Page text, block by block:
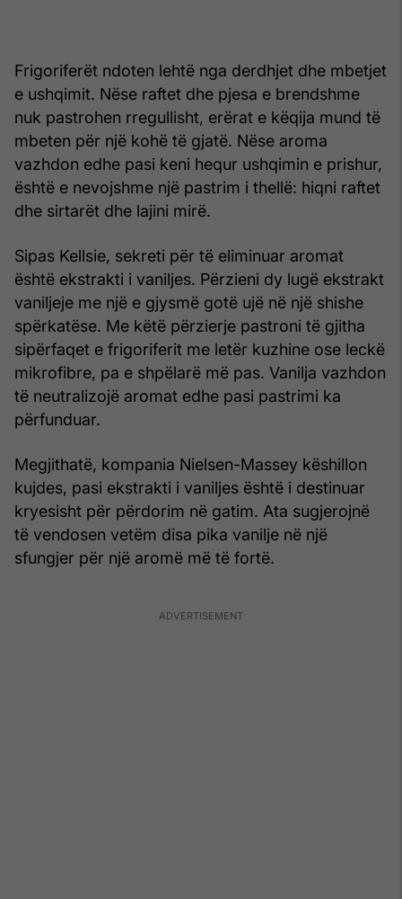
Frigoriferët ndoten lehtë nga derdhjet dhe mbetjet
e ushqimit. Nëse raftet dhe pjesa e brendshme
nuk pastrohen rregullisht, erërat e këqija mund të
mbeten për një kohë të gjatë. Nëse aroma
vazhdon edhe pasi keni hequr ushqimin e prishur,
është e nevojshme një pastrim i thellë: hiqni raftet
dhe sirtarët dhe lajini mirë.
Sipas Kellsie, sekreti për të eliminuar aromat
është ekstrakti i vaniljes. Përzieni dy lugë ekstrakt
vaniljeje me një e gjysmë gotë ujë në një shishe
spërkatëse. Me këtë përzierje pastroni të gjitha
sipërfaqet e frigoriferit me letër kuzhine ose leckë
mikrofibre, pa e shpëlarë më pas. Vanilja vazhdon
të neutralizojë aromat edhe pasi pastrimi ka
përfunduar.
Megjithatë, kompania Nielsen-Massey këshillon
kujdes, pasi ekstrakti i vaniljes është i destinuar
kryesisht për përdorim në gatim. Ata sugjerojnë
të vendosen vetëm disa pika vanilje në një
sfungjer për një aromë më të fortë.